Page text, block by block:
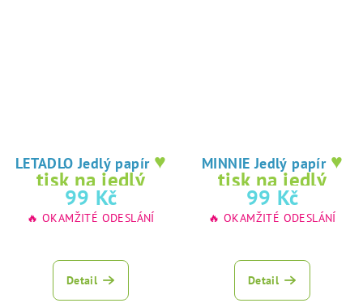
LETADLO Jedlý papír ♥
tisk na jedlý
papír
99 Kč
🔥 OKAMŽITÉ ODESLÁNÍ
Detail
MINNIE Jedlý papír ♥
tisk na jedlý
papír
99 Kč
🔥 OKAMŽITÉ ODESLÁNÍ
Detail